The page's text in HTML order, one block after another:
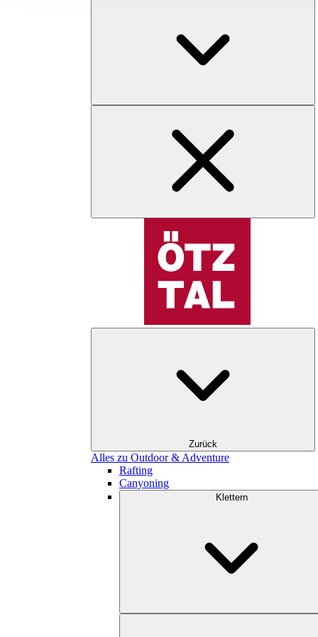
Zurück
Alles zu Outdoor & Adventure
Rafting
Canyoning
Klettern